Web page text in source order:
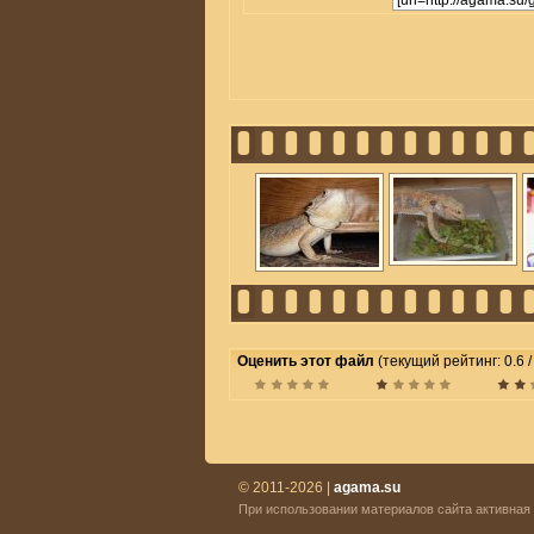
Оценить этот файл (текущий рейтинг: 0.6
© 2011-2026 | agama.su
При использовании материалов сайта